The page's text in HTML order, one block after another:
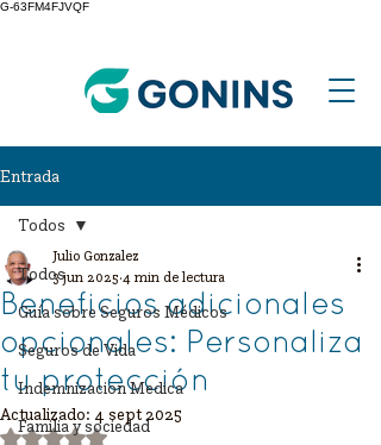
G-63FM4FJVQF
Entrada
Todos
Guía sobre Seguros Médicos
Seguros de Vida
Indemnizacion Medica
Familia y sociedad
Todos
Beneficios adicionales
opcionales: Personaliza
tu protección
Julio Gonzalez
3 jun 2025 4 min de lectura
Actualizado: 4 sept 2025
Obtuvo NaN de 5 estrellas.